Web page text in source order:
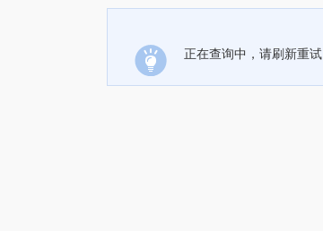
正在查询中，请刷新重试